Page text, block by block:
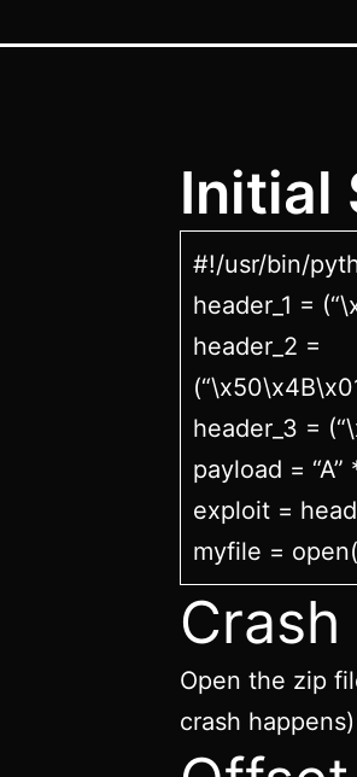
Initial
#!/usr/bin/
header_1 =
header_2 =
header_3 =
payload =
exploit =
myfile =
Crash
Open the zip
crash happens)